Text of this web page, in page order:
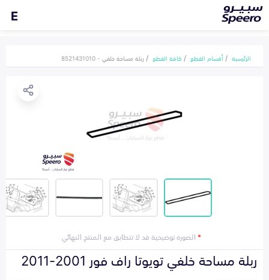
E
الرئيسية أقسام القطع كافة القطع ربلة مساحة خلفي - 8521431010
*الصورة توضيحية قد لا تتطابق مع المنتج النهائي
ربلة مساحة خلفي تويوتا راف فور 2001-2011